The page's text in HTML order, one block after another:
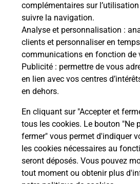
complémentaires sur
suivre la navigation.
Analyse et personnalisation :
clients et personnaliser en
communications en fonction de
Publicité : permettre de vous
en lien avec vos centres
en dehors.
En cliquant sur "Accepter et
tous les cookies. Le bouton "Ne
fermer" vous permet d'indiquer
les cookies nécessaires au
seront déposés. Vous pouvez
tout moment ou obtenir plus
Vous souhaitez envoyer un colis
VIGNES ET CHATEAUX (37400)
toutes les solutions proposées
En savoir plus
Questions
Quel est le prix d’une